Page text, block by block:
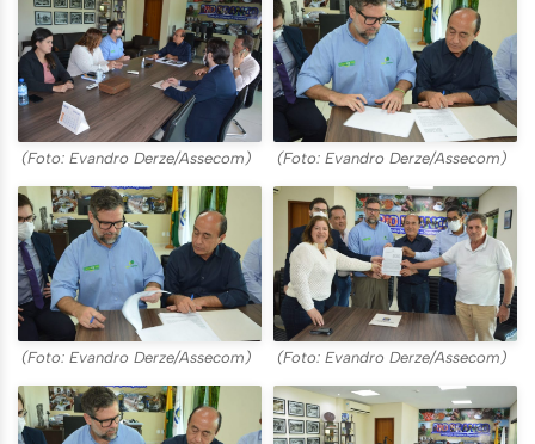
(Foto: Evandro Derze/Assecom) (Foto: Evandro Derze/Assecom)
(Foto: Evandro Derze/Assecom) (Foto: Evandro Derze/Assecom)